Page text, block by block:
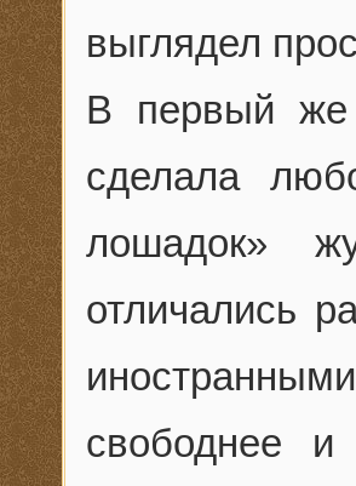
выглядел
В первый же
сделала
лошадок»
отличались
свободнее